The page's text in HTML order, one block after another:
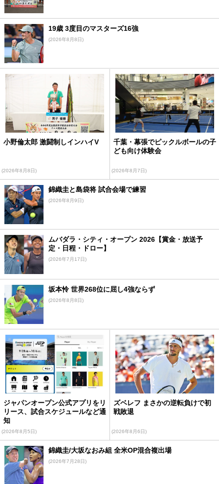
19歳 3度目のマスターズ16強
(2026年8月8日)
小野倫太郎 激闘制しインハイV
(2026年8月8日)
千葉・幕張でピックルボールの子
ども向け体験会
(2026年8月7日)
錦織圭と島袋将 試合会場で練習
(2026年8月9日)
ムバダラ・シティ・オープン 2026【賞金・放送予
定・日程・ドロー】
(2026年7月17日)
坂本怜 世界268位に屈し4強ならず
(2026年8月8日)
ジャパンオープン公式アプリをリ
リース、試合スケジュールなど通
知
(2026年8月5日)
ズベレフ まさかの逆転負けで初
戦敗退
(2026年8月6日)
錦織圭/大坂なおみ組 全米OP混合複出場
(2026年7月28日)